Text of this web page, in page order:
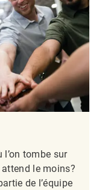
tombe sur
le moins?
de l’équipe